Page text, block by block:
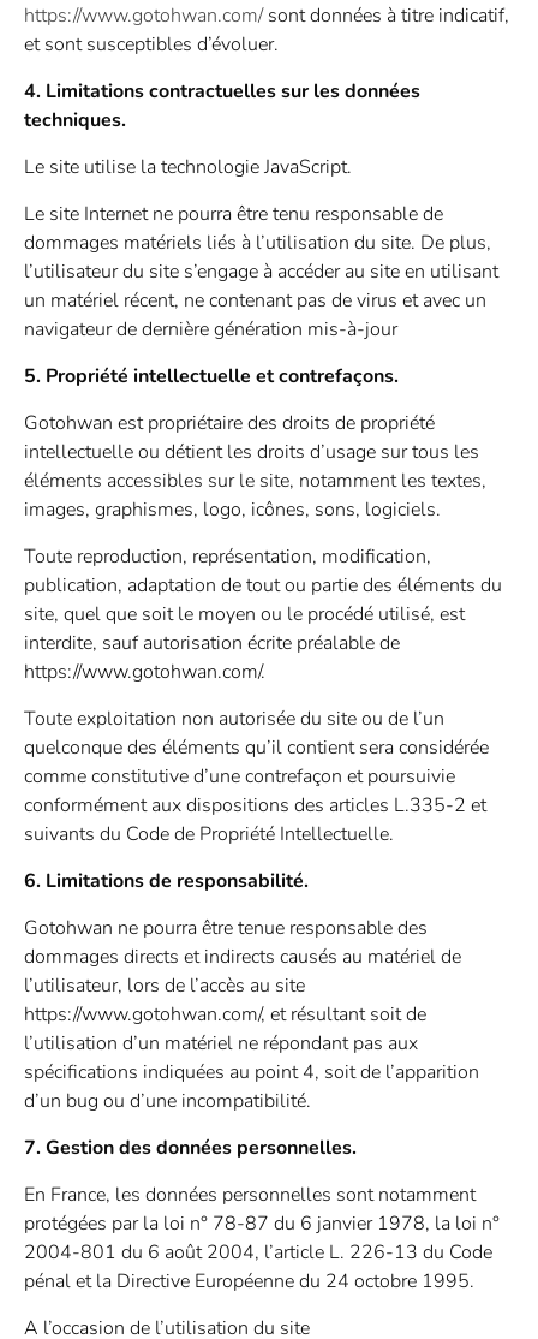
https://www.gotohwan.com/sont données à titre indicatif,
et sont susceptibles d’évoluer.
4. Limitations contractuelles sur les données
techniques.
Le site utilise la technologie JavaScript.
Le site Internet ne pourra être tenu responsable de
dommages matériels liés à l’utilisation du site. De plus,
l’utilisateur du site s’engage à accéder au site en utilisant
un matériel récent, ne contenant pas de virus et avec un
navigateur de dernière génération mis-à-jour
5. Propriété intellectuelle et contrefaçons.
Gotohwan est propriétaire des droits de propriété
intellectuelle ou détient les droits d’usage sur tous les
éléments accessibles sur le site, notamment les textes,
images, graphismes, logo, icônes, sons, logiciels.
Toute reproduction, représentation, modification,
publication, adaptation de tout ou partie des éléments du
site, quel que soit le moyen ou le procédé utilisé, est
interdite, sauf autorisation écrite préalable de
https://www.gotohwan.com/.
Toute exploitation non autorisée du site ou de l’un
quelconque des éléments qu’il contient sera considérée
comme constitutive d’une contrefaçon et poursuivie
conformément aux dispositions des articles L.335-2 et
suivants du Code de Propriété Intellectuelle.
6. Limitations de responsabilité.
Gotohwan ne pourra être tenue responsable des
dommages directs et indirects causés au matériel de
l’utilisateur, lors de l’accès au site
https://www.gotohwan.com/, et résultant soit de
l’utilisation d’un matériel ne répondant pas aux
spécifications indiquées au point 4, soit de l’apparition
d’un bug ou d’une incompatibilité.
7. Gestion des données personnelles.
En France, les données personnelles sont notamment
protégées par la loi n° 78-87 du 6 janvier 1978, la loi n°
2004-801 du 6 août 2004, l’article L. 226-13 du Code
pénal et la Directive Européenne du 24 octobre 1995.
A l’occasion de l’utilisation du site